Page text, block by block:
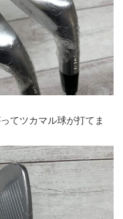
てツカマル球が打てま